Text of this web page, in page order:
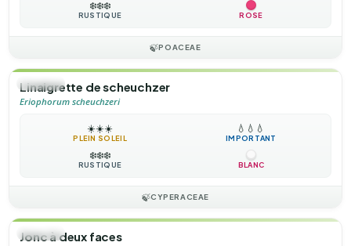
❄️❄️❄️
RUSTIQUE ROSE
🍃POACEAE
🌿HERBE
Linaigrette de scheuchzer
Eriophorum scheuchzeri
☀️☀️☀️
PLEIN SOLEIL
💧 💧 💧
IMPORTANT
❄️❄️❄️
RUSTIQUE BLANC
🍃CYPERACEAE
🌿HERBE
Jonc à deux faces